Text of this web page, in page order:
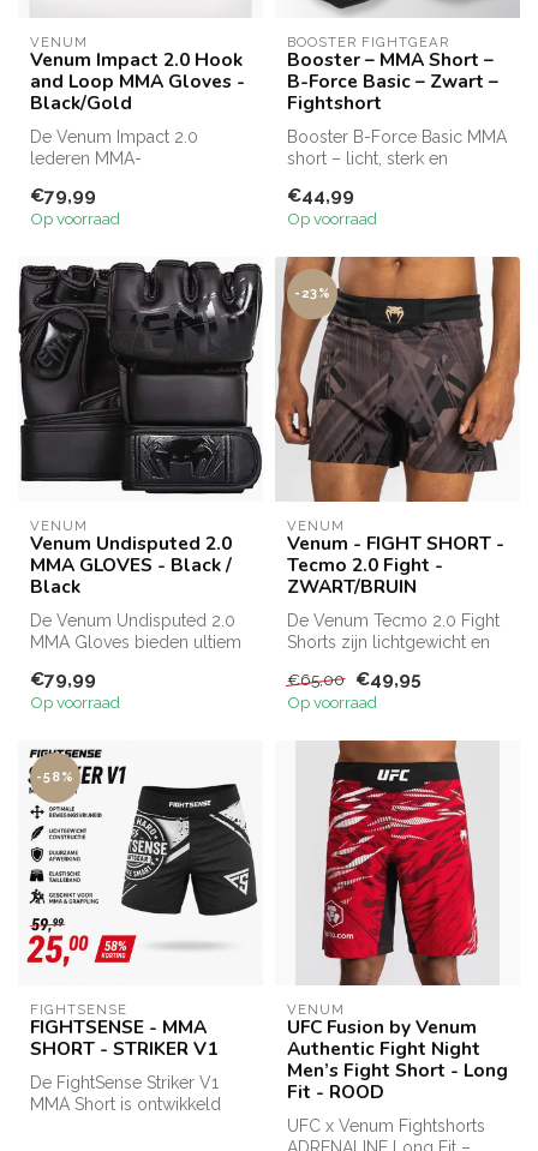
VENUM
Venum Impact 2.0 Hook
and Loop MMA Gloves -
Black/Gold
De Venum Impact 2.0
lederen MMA-
zijn ergonomisch, comfo...
€79,99
Op voorraad
BOOSTER FIGHTGEAR
Booster – MMA Short –
B-Force Basic – Zwart –
Fightshort
Booster B-Force Basic MMA
short – licht, sterk en
en...
€44,99
Op voorraad
VENUM
Venum Undisputed 2.0
MMA GLOVES - Black /
Black
De Venum Undisputed 2.0
MMA Gloves bieden ultiem
besche...
€79,99
Op voorraad
-23%
VENUM
Venum - FIGHT SHORT -
Tecmo 2.0 Fight -
ZWART/BRUIN
De Venum Tecmo 2.0 Fight
Shorts zijn lichtgewicht en
...
€65,00 €49,95
Op voorraad
-58%
FIGHTSENSE
FIGHTSENSE - MMA
SHORT - STRIKER V1
De FightSense Striker V1
MMA Short is ontwikkeld
VENUM
UFC Fusion by Venum
Authentic Fight Night
Men’s Fight Short - Long
Fit - ROOD
UFC x Venum Fightshorts